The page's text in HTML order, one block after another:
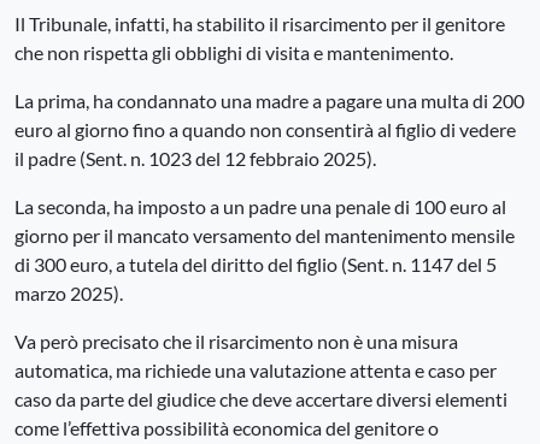
Il Tribunale, infatti, ha stabilito il risarcimento per il genitore
che non rispetta gli obblighi di visita e mantenimento.
La prima, ha condannato una madre a pagare una multa di 200
euro al giorno fino a quando non consentirà al figlio di vedere
il padre (Sent. n. 1023 del 12 febbraio 2025).
La seconda, ha imposto a un padre una penale di 100 euro al
giorno per il mancato versamento del mantenimento mensile
di 300 euro, a tutela del diritto del figlio (Sent. n. 1147 del 5
marzo 2025).
Va però precisato che il risarcimento non è una misura
automatica, ma richiede una valutazione attenta e caso per
caso da parte del giudice che deve accertare diversi elementi
come l’effettiva possibilità economica del genitore o